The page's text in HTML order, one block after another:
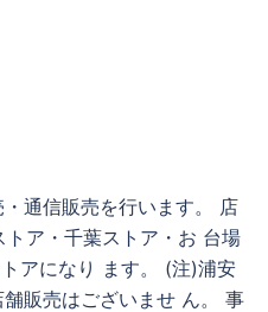
通信販売を行います。 店
ア・千葉ストア・お 台場
アになり ます。 (注)浦安
販売はございませ ん。 事